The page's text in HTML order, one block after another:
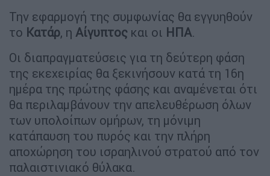
Την εφαρμογή της συμφωνίας θα εγγυηθούν
το Κατάρ, η Αίγυπτος και οι ΗΠΑ.
Οι διαπραγματεύσεις για τη δεύτερη φάση
της εκεχειρίας θα ξεκινήσουν κατά τη 16η
ημέρα της πρώτης φάσης και αναμένεται ότι
θα περιλαμβάνουν την απελευθέρωση όλων
των υπολοίπων ομήρων, τη μόνιμη
κατάπαυση του πυρός και την πλήρη
αποχώρηση του ισραηλινού στρατού από τον
παλαιστινιακό θύλακα.